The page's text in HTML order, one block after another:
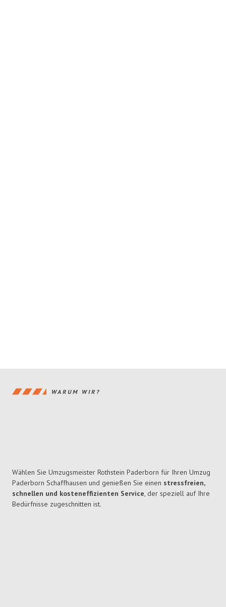
WARUM WIR?
Wählen Sie Umzugsmeister Rothstein Paderborn für Ihren Umzug
Paderborn Schaffhausen und genießen Sie einen stressfreien,
schnellen und kosteneffizienten Service, der speziell auf Ihre
Bedürfnisse zugeschnitten ist.